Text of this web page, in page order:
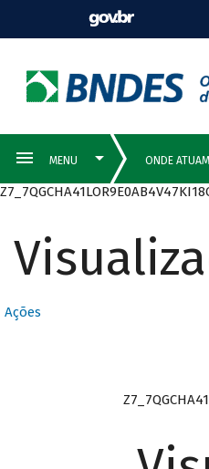
Ações